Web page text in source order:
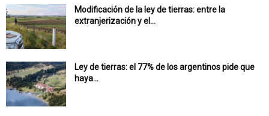
Modificación de la ley de tierras: entre la
extranjerización y el...
Ley de tierras: el 77% de los argentinos pide que
haya...